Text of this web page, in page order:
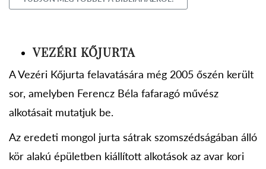
VEZÉRI KŐJURTA
A Vezéri Kőjurta felavatására még 2005 őszén került
sor, amelyben Ferencz Béla fafaragó művész
alkotásait mutatjuk be.
Az eredeti mongol jurta sátrak szomszédságában álló
kör alakú épületben kiállított alkotások az avar kori